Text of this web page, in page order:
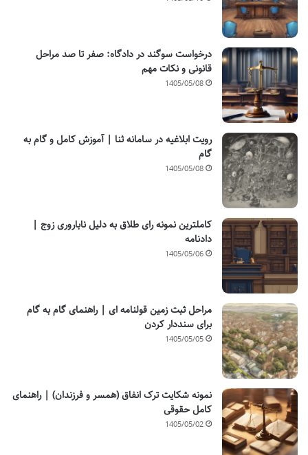
درخواست سوگند در دادگاه: صفر تا صد مراحل
قانونی و نکات مهم
1405/05/08
رویت ابلاغیه در سامانه ثنا | آموزش کامل و گام به
گام
1405/05/08
کاملترین نمونه رای طلاق به دلیل ناباروری زوج |
دادنامه
1405/05/06
مراحل ثبت زمین قولنامه ای | راهنمای گام به گام
برای سنددار کردن
1405/05/05
نمونه شکایت ترک انفاق (همسر و فرزندان) | راهنمای
کامل حقوقی
1405/05/02